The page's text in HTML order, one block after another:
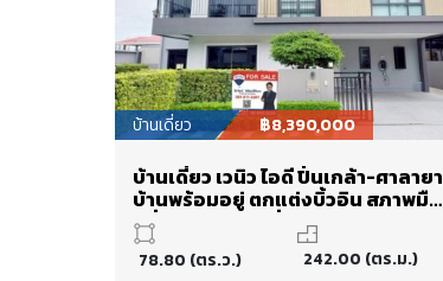
บ้านเดี่ยว ฿8,390,000
บ้านเดี่ยว เวนิว ไอดี ปิ่นเกล้า-ศาลายา
บ้านพร้อมอยู่ ตกแต่งบิ้วอิน สภาพมือ
หนึ่ง ความคุ้มค่าที่ลงตัว
78.80 (ตร.ว.)
242.00 (ตร.ม.)